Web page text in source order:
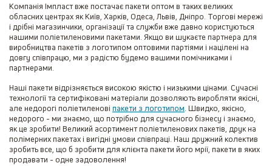
Компанія Імпласт вже постачає пакети оптом в таких великих
обласних центрах як Київ, Харків, Одеса, Львів, Дніпро. Торгові мережі
і дрібні магазинчики, організації та служби вже давно користуються
нашими поліетиленовими пакетами. Якщо ви шукаєте партнера для
виробництва пакетів з логотипом оптовими партіями і націлені на
довгу співпрацю, ми з радістю будемо вашими помічниками і
партнерами.
Наші пакети відрізняється високою якістю і низькими цінами. Сучасні
технології та сертифіковані матеріали дозволяють виробляти якісні,
але недорогі поліетиленові пакети з логотипом. Швидко, якісно,
недорого - ми знаємо, що потрібно для сучасного бізнесу і знаємо,
як це зробити! Великий асортимент поліетиленових пакетів, друк на
полімерних пакетах і вигідні умови співпраці. Наш дружний колектив
зробить все, що б зробити для клієнта пакети його мрії, пакети в яких
продавати - одне задоволення!